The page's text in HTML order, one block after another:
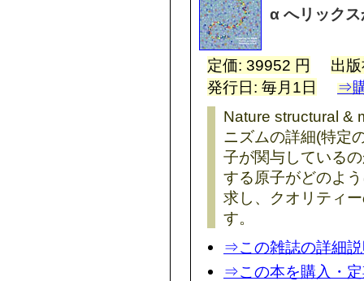
α へリック
定価: 39952 円
出
発行日: 毎月1日
⇒
Nature structural &
ニズムの詳細(特定
子が関与している
する原子がどのよ
求し、クオリティ
す。
⇒この雑誌の詳細
⇒この本を購入・